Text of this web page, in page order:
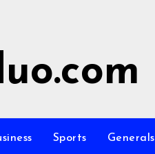
Sports Generals